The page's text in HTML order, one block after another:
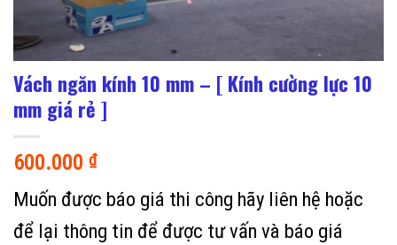
Vách ngăn kính 10 mm – [ Kính cường lực 10
mm giá rẻ ]
600.000 ₫
Muốn được báo giá thi công hãy liên hệ hoặc
để lại thông tin để được tư vấn và báo giá